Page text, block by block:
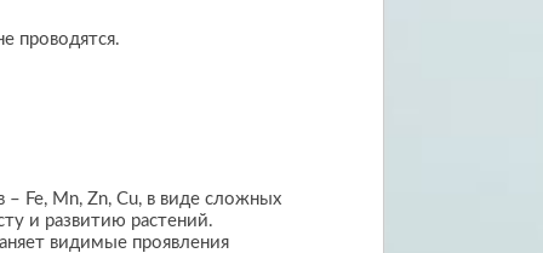
проводятся.
Fe, Mn, Zn, Cu, в виде сложных
и развитию растений.
видимые проявления